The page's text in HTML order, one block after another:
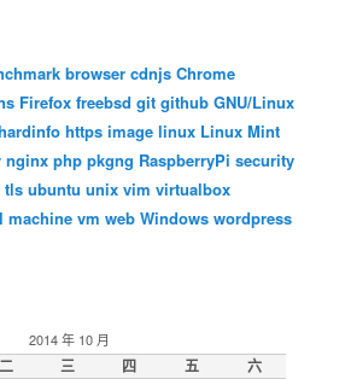
browser cdnjs Chrome
Firefox freebsd git github GNU/Linux
https image linux Linux Mint
nginx php pkgng RaspberryPi security
tls ubuntu unix vim virtualbox
machine vm web Windows wordpress
2014 年 10 月
二 三 四 五 六